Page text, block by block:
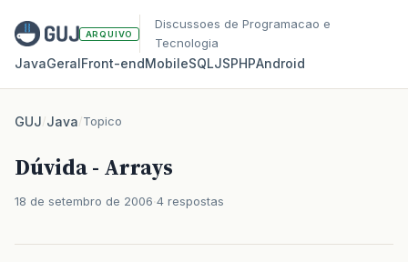
ARQUIVO
Discussoes de Programacao e
Tecnologia
JavaGeralFront‑endMobileSQLJSPHPAndroid
GUJ/Java/Topico
Dúvida - Arrays
18 de setembro de 2006 4 respostas